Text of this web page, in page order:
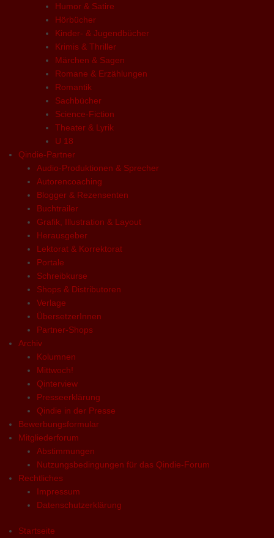
Humor & Satire
Hörbücher
Kinder- & Jugendbücher
Krimis & Thriller
Märchen & Sagen
Romane & Erzählungen
Romantik
Sachbücher
Science-Fiction
Theater & Lyrik
U 18
Qindie-Partner
Audio-Produktionen & Sprecher
Autorencoaching
Blogger & Rezensenten
Buchtrailer
Grafik, Illustration & Layout
Herausgeber
Lektorat & Korrektorat
Portale
Schreibkurse
Shops & Distributoren
Verlage
ÜbersetzerInnen
Partner-Shops
Archiv
Kolumnen
Mittwoch!
Qinterview
Presseerklärung
Qindie in der Presse
Bewerbungsformular
Mitgliederforum
Abstimmungen
Nutzungsbedingungen für das Qindie-Forum
Rechtliches
Impressum
Datenschutzerklärung
Startseite